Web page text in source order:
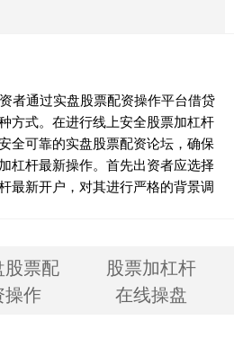
者通过实盘股票配资操作平台借贷
方式。在进行线上安全股票加杠杆
全可靠的实盘股票配资论坛，确保
杠杆最新操作。首先出资者应选择
最新开户，对其进行严格的背景调
股票配
操作
股票加杠杆
在线操盘